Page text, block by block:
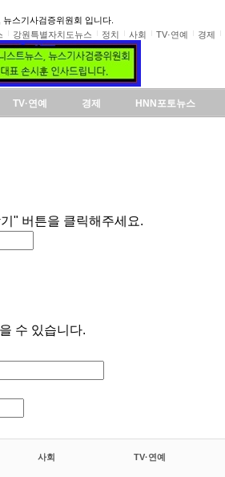
뉴스기사검증위원회 입니다.
강원특별자치도뉴스 정치 사회 TV·연예 경제
TV·연예 경제 HNN포토뉴스
" 버튼을 클릭해주세요.
수 있습니다.
사회 TV·연예